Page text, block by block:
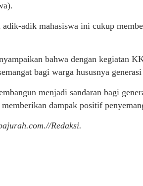
adik-adik mahasiswa ini cukup
bahwa dengan kegiatan
bagi warga hususnya
menjadi sandaran bagi
dampak positif
Redaksi.